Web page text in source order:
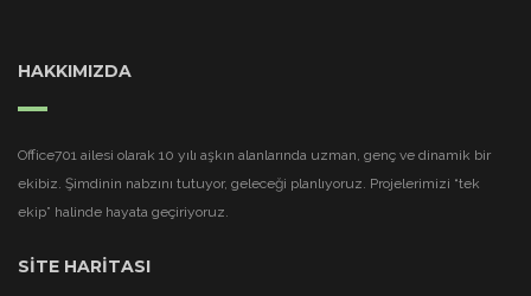
HAKKIMIZDA
Office701 ailesi olarak 10 yılı aşkın alanlarında uzman, genç ve dinamik bir
ekibiz. Şimdinin nabzını tutuyor, geleceği planlıyoruz. Projelerimizi “tek
ekip” halinde hayata geçiriyoruz.
SİTE HARİTASI